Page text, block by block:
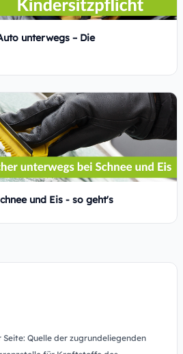
unterwegs – Die
und Eis - so geht's
Quelle der zugrundeliegenden